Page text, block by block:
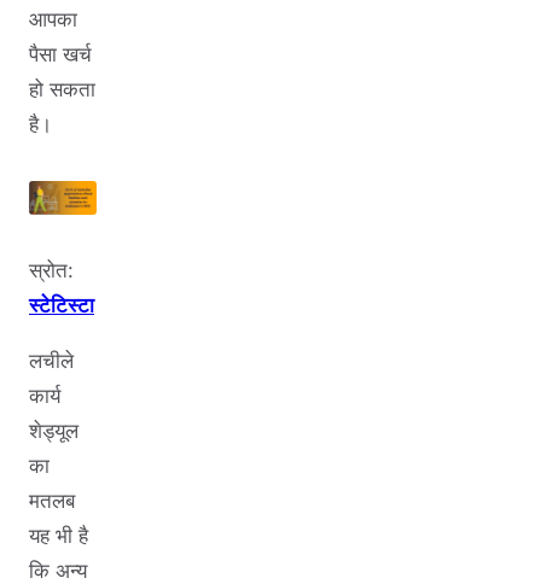
आपका
पैसा खर्च
हो सकता
है।
स्रोत:
स्टेटिस्टा
लचीले
कार्य
शेड्यूल
का
मतलब
यह भी है
कि अन्य